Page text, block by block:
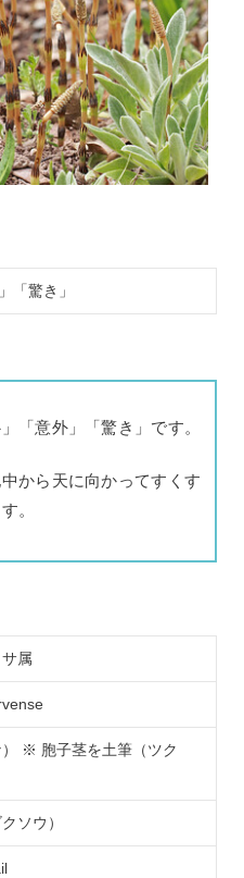
「驚き」
「意外」「驚き」です。
から天に向かってすくす
。
属
※ 胞子茎を土筆（ツク
ソウ）